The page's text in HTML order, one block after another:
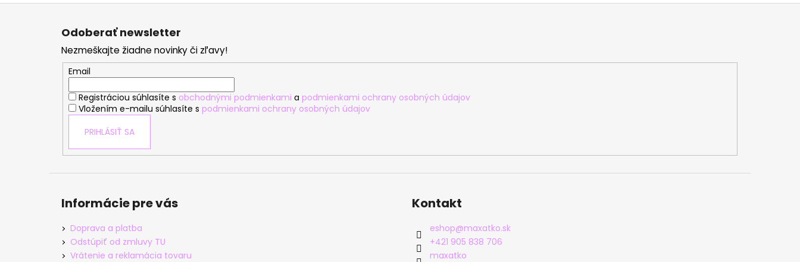
Z
Odoberať newsletter
Nezmeškajte žiadne novinky či zľavy!
Email
Registráciou súhlasíte s obchodnými podmienkami a podmienkami ochrany osobných údajov
Vložením e-mailu súhlasíte s podmienkami ochrany osobných údajov
PRIHLÁSIŤ SA
Informácie pre vás
Doprava a platba
Odstúpiť od zmluvy TU
Vrátenie a reklamácia tovaru
Kontakt
eshop@maxatko.sk
+421 905 838 706
maxatko